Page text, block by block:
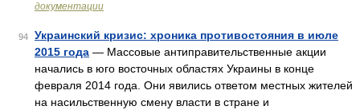
документации
94
Украинский кризис: хроника противостояния в июле
2015 года — Массовые антиправительственные акции
начались в юго восточных областях Украины в конце
февраля 2014 года. Они явились ответом местных жителей
на насильственную смену власти в стране и